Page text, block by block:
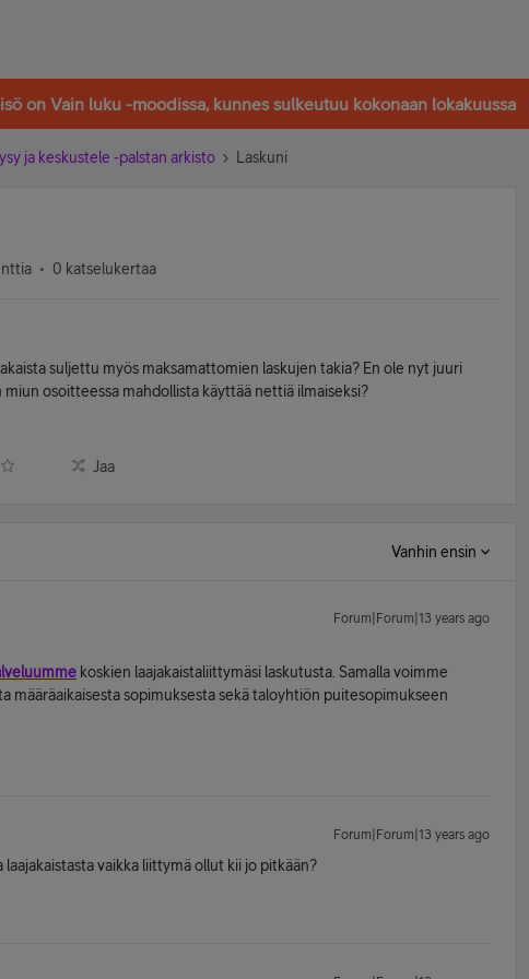
on Vain luku -moodissa, kunnes sulkeutuu kokonaan lokakuussa
ja keskustele -palstan arkisto Laskuni
0 katselukertaa
suljettu myös maksamattomien laskujen takia? En ole nyt juuri
osoitteessa mahdollista käyttää nettiä ilmaiseksi?
Jaa
Vanhin ensin
Forum|Forum|13 years ago
koskien laajakaistaliittymäsi laskutusta. Samalla voimme
määräaikaisesta sopimuksesta sekä taloyhtiön puitesopimukseen
Forum|Forum|13 years ago
vaikka liittymä ollut kii jo pitkään?